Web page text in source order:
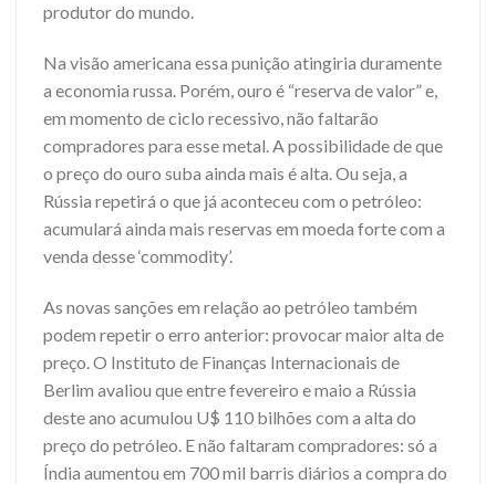
produtor do mundo.
Na visão americana essa punição atingiria duramente
a economia russa. Porém, ouro é “reserva de valor” e,
em momento de ciclo recessivo, não faltarão
compradores para esse metal. A possibilidade de que
o preço do ouro suba ainda mais é alta. Ou seja, a
Rússia repetirá o que já aconteceu com o petróleo:
acumulará ainda mais reservas em moeda forte com a
venda desse ‘commodity’.
As novas sanções em relação ao petróleo também
podem repetir o erro anterior: provocar maior alta de
preço. O Instituto de Finanças Internacionais de
Berlim avaliou que entre fevereiro e maio a Rússia
deste ano acumulou U$ 110 bilhões com a alta do
preço do petróleo. E não faltaram compradores: só a
Índia aumentou em 700 mil barris diários a compra do